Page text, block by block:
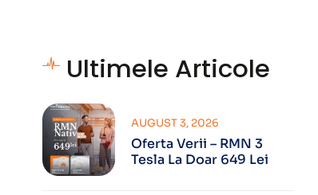
Ultimele Articole
Oferta Verii – RMN 3
Tesla La Doar 649 Lei
AUGUST 3, 2026